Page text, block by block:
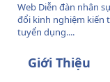
Web Diễn đàn nhân
đổi kinh nghiệm kiến
tuyển dụng....
Giới Thiệu